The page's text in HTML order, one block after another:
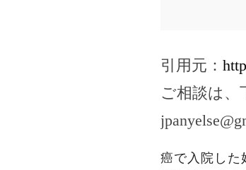
引用元：
ご相談は
癌で入院した